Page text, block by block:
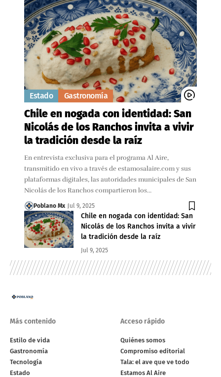
Estado Gastronomía
Chile en nogada con identidad: San
Nicolás de los Ranchos invita a vivir
la tradición desde la raíz
En entrevista exclusiva para el programa Al Aire,
transmitido en vivo a través de estamosalaire.com y sus
plataformas digitales, las autoridades municipales de San
Nicolás de los Ranchos compartieron los…
Poblano Mx Jul 9, 2025
Chile en nogada con identidad: San
Nicolás de los Ranchos invita a vivir
la tradición desde la raíz
Jul 9, 2025
Más contenido
Estilo de vida
Gastronomía
Tecnología
Estado
Acceso rápido
Quiénes somos
Compromiso editorial
Tala: el ave que ve todo
Estamos Al Aire